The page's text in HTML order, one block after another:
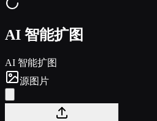
AI 智能扩图
AI 智能扩图
源图片